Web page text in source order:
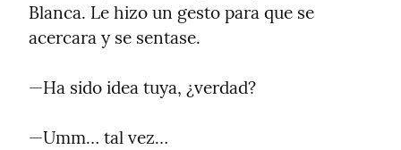
Blanca. Le hizo un gesto para que se
acercara y se sentase.
—Ha sido idea tuya, ¿verdad?
—Umm… tal vez…